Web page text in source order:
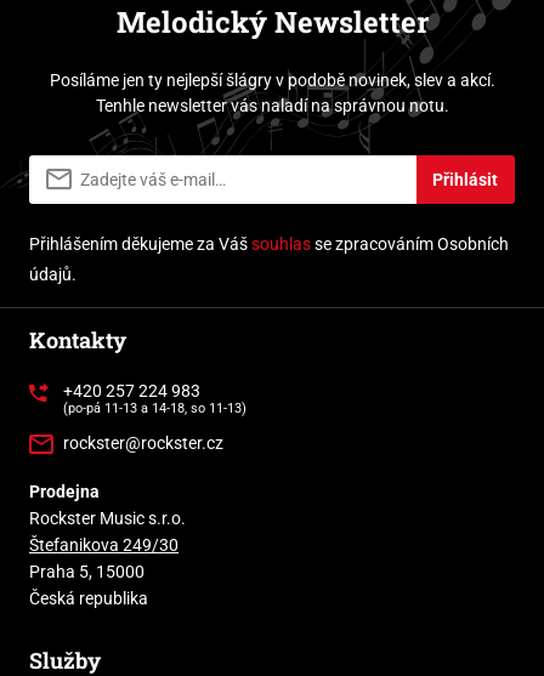
Melodický Newsletter
Posíláme jen ty nejlepší šlágry v podobě novinek, slev a akcí.
Tenhle newsletter vás naladí na správnou notu.
Přihlásit
Přihlášením děkujeme za Vášsouhlasse zpracováním Osobních
údajů.
Kontakty
+420 257 224 983
(po-pá 11-13 a 14-18, so 11-13)
rockster@rockster.cz
Prodejna
Rockster Music s.r.o.
Štefanikova 249/30
Praha 5, 15000
Česká republika
Služby